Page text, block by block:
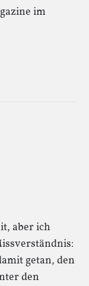
im
aber ich
getan, den
den